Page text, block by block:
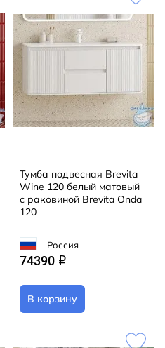
Тумба подвесная Brevita
Wine 120 белый матовый
с раковиной Brevita Onda
120
Россия
74390 q
В корзину